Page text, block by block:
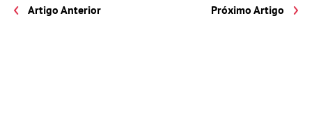
Artigo Anterior Próximo Artigo